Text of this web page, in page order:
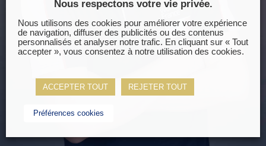
Nous respectons votre vie privée.
Nous utilisons des cookies pour améliorer votre expérience
de navigation, diffuser des publicités ou des contenus
personnalisés et analyser notre trafic. En cliquant sur « Tout
accepter », vous consentez à notre utilisation des cookies.
ACCEPTER TOUT REJETER TOUT
Préférences cookies